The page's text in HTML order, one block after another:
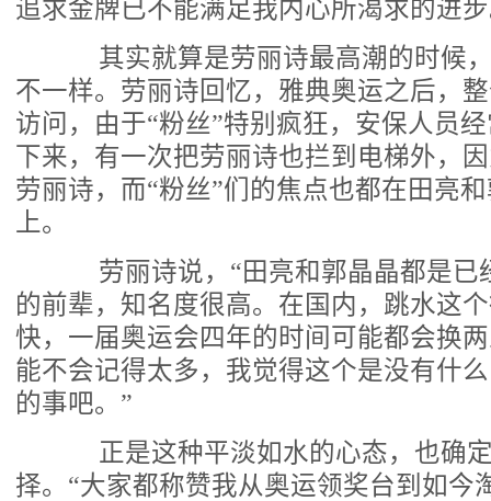
追求金牌已不能满足我内心所渴求的进
其实就算是劳丽诗最高潮的时候，
不一样。劳丽诗回忆，雅典奥运之后，
访问，由于“粉丝”特别疯狂，安保人员
下来，有一次把劳丽诗也拦到电梯外，
劳丽诗，而“粉丝”们的焦点也都在田亮
上。
劳丽诗说，“田亮和郭晶晶都是已
的前辈，知名度很高。在国内，跳水这
快，一届奥运会四年的时间可能都会换
能不会记得太多，我觉得这个是没有什
的事吧。”
正是这种平淡如水的心态，也确定
择。“大家都称赞我从奥运领奖台到如今